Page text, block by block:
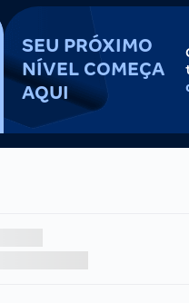
SEU PRÓXIMO
NÍVEL COMEÇA
AQUI